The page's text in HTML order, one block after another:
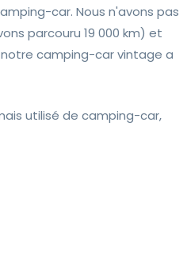
car. Nous n'avons pas
parcouru 19 000 km) et
camping-car vintage a
utilisé de camping-car,